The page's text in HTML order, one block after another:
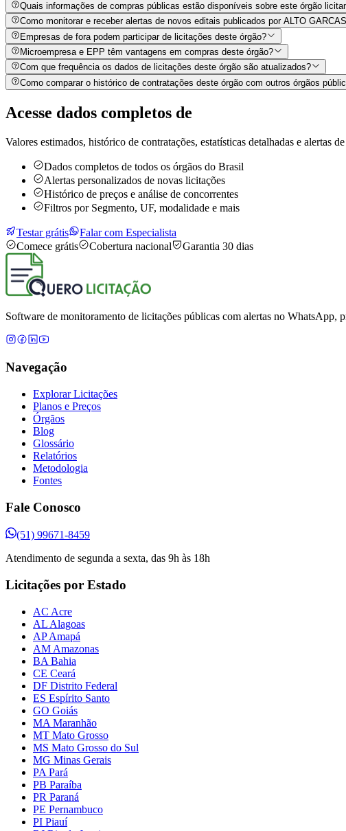
Quais informações de compras públicas estão disponíveis sobre este órgão
Como monitorar e receber alertas de novos editais publicados por ALTO
Empresas de fora podem participar de licitações deste órgão?
Microempresa e EPP têm vantagens em compras deste órgão?
Com que frequência os dados de licitações deste órgão são atualizados?
Como comparar o histórico de contratações deste órgão com outros órgãos
Acesse dados completos de
Valores estimados, histórico de contratações, estatísticas detalhadas e alertas
Dados completos de todos os órgãos do Brasil
Alertas personalizados de novas licitações
Histórico de preços e análise de concorrentes
Filtros por Segmento, UF, modalidade e mais
Testar grátis
Falar com Especialista
Comece grátis
Cobertura nacional Garantia 30 dias
Software de monitoramento de licitações públicas com alertas no WhatsApp,
Navegação
Explorar Licitações
Planos e Preços
Órgãos
Blog
Glossário
Relatórios
Metodologia
Fontes
Fale Conosco
(51) 99671-8459
Atendimento de segunda a sexta, das 9h às 18h
Licitações por Estado
AC Acre
AL Alagoas
AP Amapá
AM Amazonas
BA Bahia
CE Ceará
DF Distrito Federal
ES Espírito Santo
GO Goiás
MA Maranhão
MT Mato Grosso
MS Mato Grosso do Sul
MG Minas Gerais
PA Pará
PB Paraíba
PR Paraná
PE Pernambuco
PI Piauí